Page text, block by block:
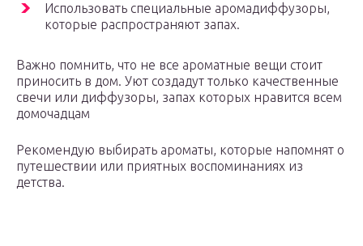
Использовать специальные аромадиффузоры,
которые распространяют запах.
Важно помнить, что не все ароматные вещи стоит
приносить в дом. Уют создадут только качественные
свечи или диффузоры, запах которых нравится всем
домочадцам
Рекомендую выбирать ароматы, которые напомнят о
путешествии или приятных воспоминаниях из
детства.